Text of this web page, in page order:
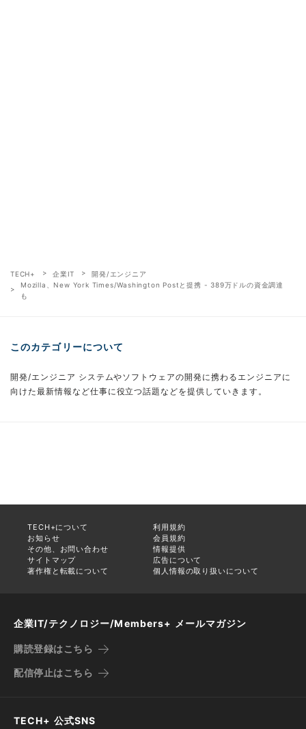
TECH+ 企業IT
開発/エンジニア
Mozilla、New York Times/Washington Postと提携 - 389万ドルの資金調達
も
このカテゴリーについて
開発/エンジニア システムやソフトウェアの開発に携わるエンジニアに
向けた最新情報など仕事に役立つ話題などを提供していきます。
TECH+について
利用規約
お知らせ
会員規約
その他、お問い合わせ
情報提供
サイトマップ
広告について
著作権と転載について
個人情報の取り扱いについて
企業IT/テクノロジー/Members+ メールマガジン
購読登録はこちら
配信停止はこちら
TECH+ 公式SNS